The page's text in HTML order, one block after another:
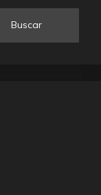
Buscar